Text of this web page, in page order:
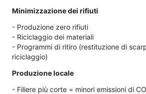
Minimizzazione dei rifiuti
- Produzione zero rifiuti
- Riciclaggio dei materiali
- Programmi di ritiro (restituzione di
riciclaggio)
Produzione locale
- Filiere più corte = minori emissioni di